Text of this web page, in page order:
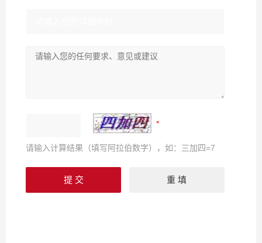
请输入计算结果（填写阿拉伯数字），如：三加四=7